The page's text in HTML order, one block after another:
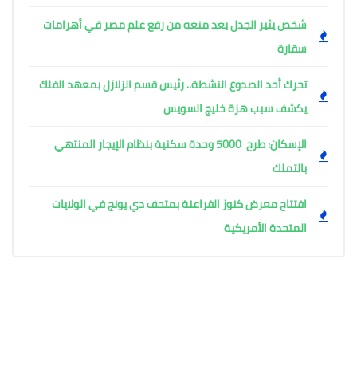
شخص يثير الجدل بعد منعه من رفع علم مصر في أهرامات
سقارة
تحرك أحد الصدوع النشطة.. رئيس قسم الزلازل بمعهد الفلك
يكشف سبب هزة خليج السويس
الإسكان: طرح 5000 وحدة سكنية بنظام الإيجار المنتهي
بالتملك
افتتاح معرض كنوز الفراعنة بمتحف دي يونج في الولايات
المتحدة الأمريكية